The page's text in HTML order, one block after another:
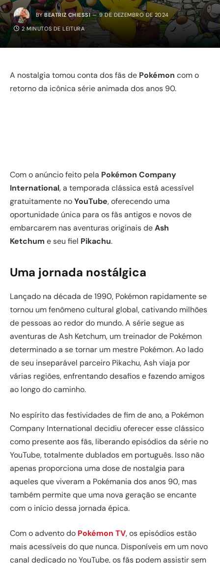
BY BEATRIZ CHIESSI 9 DE DEZEMBRO DE 2024
2 MINUTOS DE LEITURA
A nostalgia tomou conta dos fãs de Pokémon com o
retorno da icônica série animada dos anos 90.
Com o anúncio feito pela Pokémon Company
International, a temporada clássica está acessível
gratuitamente noYouTube, oferecendo uma
oportunidade única para os fãs antigos e novos de
embarcarem nas aventuras originais deAsh
Ketchum e seu fiel Pikachu.
Uma jornada nostálgica
Lançado na década de 1990, Pokémon rapidamente se
tornou um fenômeno cultural global, cativando milhões
de pessoas ao redor do mundo. A série segue as
aventuras de Ash Ketchum, um treinador de Pokémon
determinado a se tornar um mestre Pokémon. Ao lado
de seu inseparável parceiro Pikachu, Ash viaja por
várias regiões, enfrentando desafios e fazendo amigos
ao longo do caminho.
No espírito das festividades de fim de ano, a Pokémon
Company International decidiu oferecer esse clássico
como presente aos fãs, liberando episódios da série no
YouTube, totalmente dublados em português. Isso não
apenas proporciona uma dose de nostalgia para
aqueles que viveram a Pokémania dos anos 90, mas
também permite que uma nova geração se encante
com o início dessa jornada épica.
Com o advento do Pokémon TV, os episódios estão
mais acessíveis do que nunca. Disponíveis em um novo
canal dedicado no YouTube, os fãs podem assistir sem